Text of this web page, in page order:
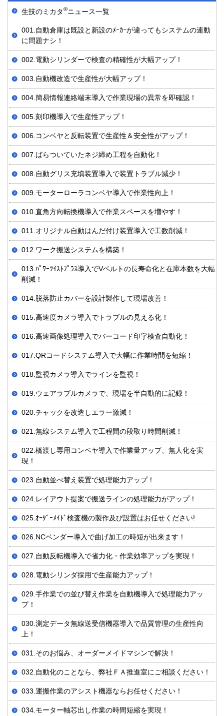
生技のミカタ®ニュース一覧
001.自動倉庫は既設と新設のﾒｰｶｰが違ってもシステムの連動
に問題ナシ！
002.電動シリンダーで検査の精確性が大幅アップ！
003.自動機改造で生産性が大幅アップ！
004.簡易情報連絡端末導入で作業現場の異常を即確認！
005.刻印機導入で生産性アップ！
006.コンベヤと反転装置で生産性＆安全性がアップ！
007.ばらついていたネジ締め工程を自動化！
008.自動グリス充填装置導入で装置トラブル減少！
009.モーターローラコンベヤ導入で作業性向上！
010.直角方向転換機導入で作業スペースを増やす！
011.オリジナル自動はんだ付け装置導入で工数削減！
012.ワーク搬送システムを構築！
013.ﾊﾟﾜｰﾂｲｽﾄﾌﾟﾗｽ導入でVベルトの長寿命化と在庫本数を大幅
削減！
014.脱落防止カバーを設計製作して現場改善！
015.高速度カメラ導入でトラブルの見える化！
016.高速画像処理導入でバーコード印字検査自動化！
017.QRコードシステム導入で大幅に作業時間を短縮！
018.監視カメラ導入でラインを監視！
019.ウェアラブルカメラで、現場を半自動的に記録！
020.チャックを改造しエラー激減！
021.無線システム導入で工程間の段取り時間削減！
022.橋渡し専用コンベヤ導入で作業量アップ、無人化を実
現！
023.自動並べ替え装置で処理能力アップ！
024.レイアウト提案で搬送ラインの処理能力がアップ！
025.ｵｰﾀﾞｰﾒｲﾄﾞ検査機の製作及び設置はお任せください!
026.NCベンダー導入で曲げ加工の時短が出来ます！
027.自動反転機導入で省力化・作業効率アップを実現！
028.電動シリンダ採用で生産能力アップ！
029.手作業での並び替え作業を自動機導入で処理能力アッ
プ！
030.測定データ無線送受信機器導入で品質管理の生産性向
上！
031.そのお悩み、オーダーメイドマシンで解決！
032.自動化のことなら、弊社ＦＡ推進室にご相談ください！
033.運搬作業のアシスト機器ならお任せください！
034.モーター軸芯出し作業の時間短縮を実現！